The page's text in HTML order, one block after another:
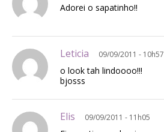
Adorei o sapatinho!!
Leticia 09/09/2011 - 10h57
o look tah lindoooo!!!
bjosss
Elis 09/09/2011 - 11h05